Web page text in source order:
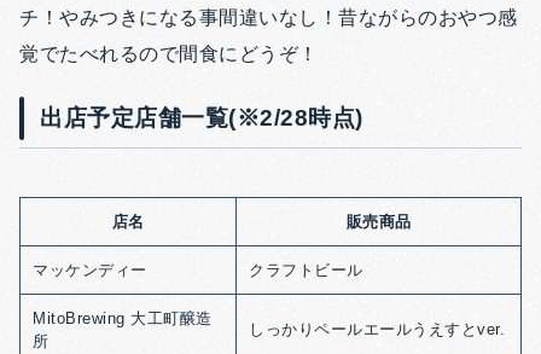
チ！やみつきになる事間違いなし！昔ながらのおやつ感
覚でたべれるので間食にどうぞ！
出店予定店舗一覧(※2/28時点)
店名 販売商品
マッケンディー クラフトビール
MitoBrewing 大工町醸造
所
しっかりペールエールうえすとver.